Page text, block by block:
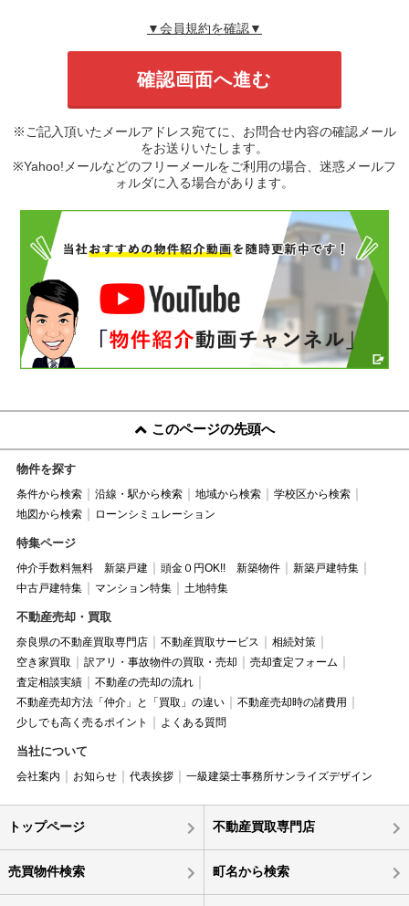
▼会員規約を確認▼
※ご記入頂いたメールアドレス宛てに、お問合せ内容の確認メール
をお送りいたします。
※Yahoo!メールなどのフリーメールをご利用の場合、迷惑メールフ
ォルダに入る場合があります。
このページの先頭へ
物件を探す
条件から検索 沿線・駅から検索 地域から検索
学校区から検索
地図から検索
ローンシミュレーション
特集ページ
仲介手数料無料 新築戸建 頭金０円OK!! 新築物件
新築戸建特集
中古戸建特集
マンション特集 土地特集
不動産売却・買取
奈良県の不動産買取専門店 不動産買取サービス
相続対策
空き家買取
訳アリ・事故物件の買取・売却
売却査定フォーム
査定相談実績
不動産の売却の流れ
不動産売却方法「仲介」と「買取」の違い
不動産売却時の諸費用
少しでも高く売るポイント
よくある質問
当社について
会社案内 お知らせ 代表挨拶 一級建築士事務所サンライズデザイン
トップページ 不動産買取専門店
売買物件検索 町名から検索